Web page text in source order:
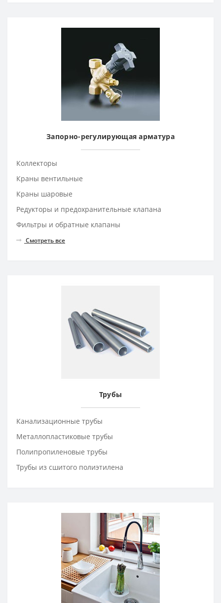
Запорно-регулирующая арматура
Коллекторы
Краны вентильные
Краны шаровые
Редукторы и предохранительные клапана
Фильтры и обратные клапаны
Смотреть все
Трубы
Канализационные трубы
Металлопластиковые трубы
Полипропиленовые трубы
Трубы из сшитого полиэтилена